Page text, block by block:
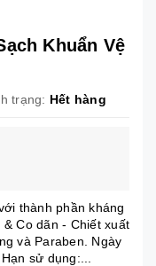
Khuẩn Vệ
trạng: Hết hàng
thành phần kháng
Co dãn - Chiết xuất
và Paraben. Ngày
sử dụng:...